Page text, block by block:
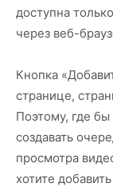
доступна
через веб-
Кнопка
странице,
Поэтому, где
создавать
просмотра
хотите